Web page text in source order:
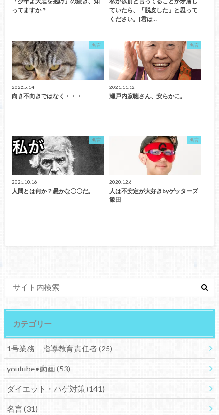
ってますか？
ていたら、「脱皮した」と思って
ください。[君は…
名言
2022.5.14
向き不向きではなく・・・
名言
2021.11.12
瀬戸内寂聴さん、安らかに。
名言
2021.10.16
人間とは何か？愚かな〇〇だ。
名言
2020.12.6
人は不安定が大好きbyゲッターズ
飯田
カテゴリー
1号業務 指導教育責任者(25)
youtube•動画(53)
ダイエット・ハゲ対策(141)
名言(31)